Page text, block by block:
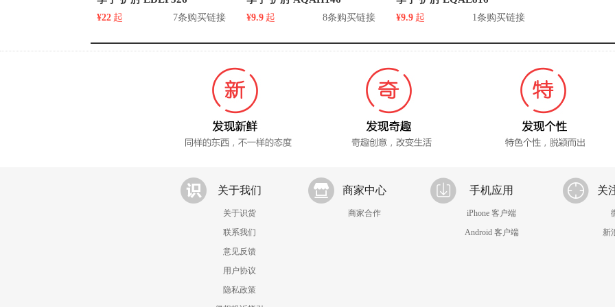
¥22 起 7条购买链接 ¥9.9 起 8条购买链接 ¥9.9 起 1条购买链接
关于我们
关于识货
联系我们
意见反馈
用户协议
隐私政策
商家中心
商家合作
手机应用
iPhone 客户端
Android 客户端
关
新